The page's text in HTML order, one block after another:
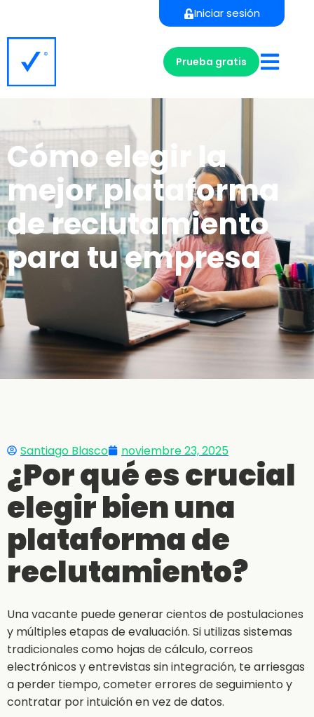
Iniciar sesión
Prueba gratis
Cómo elegir la
mejor plataforma
de reclutamiento
para tu empresa
Santiago Blasco noviembre 23, 2025
¿Por qué es crucial
elegir bien una
plataforma de
reclutamiento?
Una vacante puede generar cientos de postulaciones
y múltiples etapas de evaluación. Si utilizas sistemas
tradicionales como hojas de cálculo, correos
electrónicos y entrevistas sin integración, te arriesgas
a perder tiempo, cometer errores de seguimiento y
contratar por intuición en vez de datos.